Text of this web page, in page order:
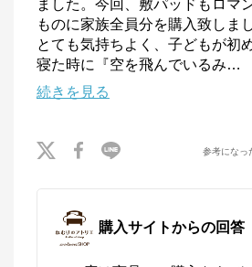
ました。今回、敷パッドもロマ
ものに家族全員分を購入致しま
とても気持ちよく、子どもが初
寝た時に『空を飛んでいるみ…
続きを見る
参考になっ
購入サイトからの回答